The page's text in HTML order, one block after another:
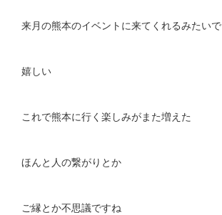
来月の熊本のイベントに来てくれるみたいで
嬉しい
これで熊本に行く楽しみがまた増えた
ほんと人の繋がりとか
ご縁とか不思議ですね